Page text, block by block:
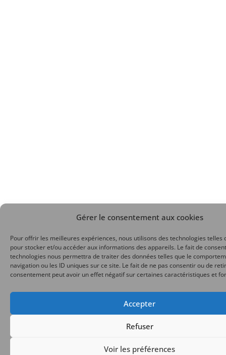
Gérer le consentement aux cookies
Pour offrir les meilleures expériences, nous utilisons des technologies telles
pour stocker et/ou accéder aux informations des appareils. Le fait de
technologies nous permettra de traiter des données telles que le
navigation ou les ID uniques sur ce site. Le fait de ne pas consentir ou de
consentement peut avoir un effet négatif sur certaines caractéristiques et
Accepter
Refuser
Voir les préférences